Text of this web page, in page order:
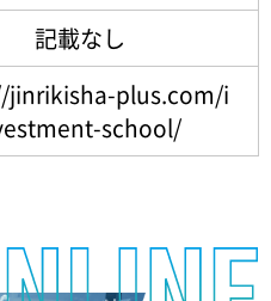
記載なし
jinrikisha-plus.com/i
school/